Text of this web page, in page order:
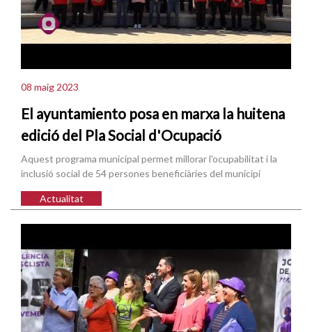
08 maig 2023
El ayuntamiento posa en marxa la huitena
edició del Pla Social d'Ocupació
Aquest programa municipal permet millorar l'ocupabilitat i la
inclusió social de 54 persones beneficiàries del municipi
Actualitat